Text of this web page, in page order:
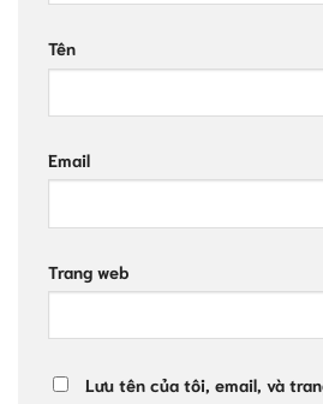
Tên
Email
Trang web
Lưu tên của tôi, email, và